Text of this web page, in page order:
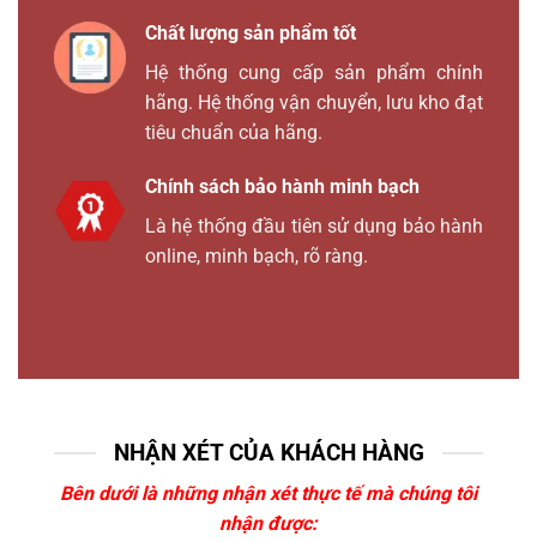
Chất lượng sản phẩm tốt
Hệ thống cung cấp sản phẩm chính
hãng. Hệ thống vận chuyển, lưu kho đạt
tiêu chuẩn của hãng.
Chính sách bảo hành minh bạch
Là hệ thống đầu tiên sử dụng bảo hành
online, minh bạch, rõ ràng.
NHẬN XÉT CỦA KHÁCH HÀNG
Bên dưới là những nhận xét thực tế mà chúng tôi
nhận được: